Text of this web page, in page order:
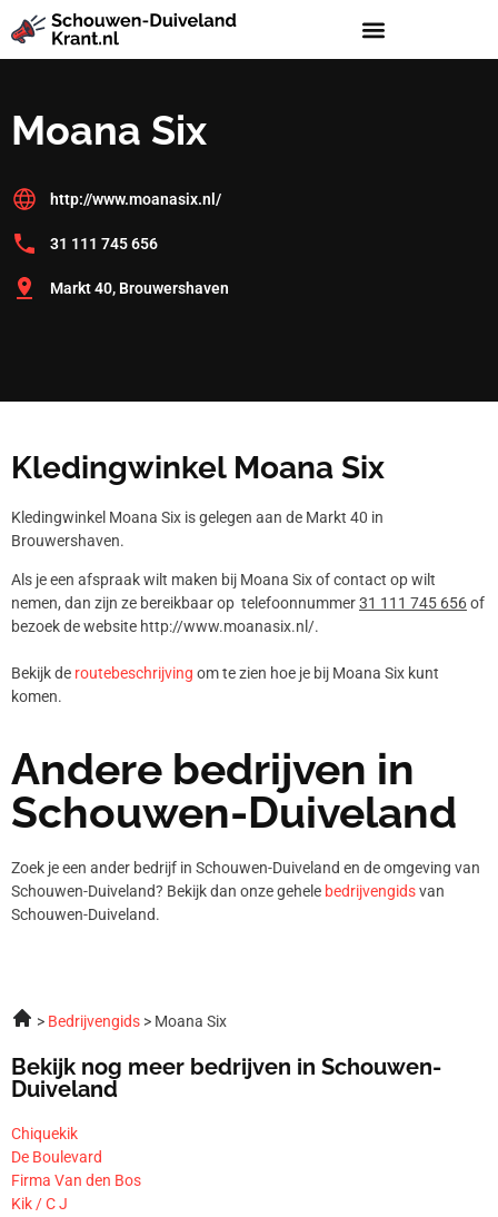
Moana Six
http://www.moanasix.nl/
31 111 745 656
Markt 40, Brouwershaven
Kledingwinkel Moana Six
Kledingwinkel Moana Six is gelegen aan de Markt 40 in
Brouwershaven.
Als je een afspraak wilt maken bij Moana Six of contact op wilt
nemen, dan zijn ze bereikbaar op telefoonnummer31 111 745 656of
bezoek de website http://www.moanasix.nl/.
Bekijk de routebeschrijving om te zien hoe je bij Moana Six kunt
komen.
Andere bedrijven in
Schouwen-Duiveland
Zoek je een ander bedrijf in Schouwen-Duiveland en de omgeving van
Schouwen-Duiveland? Bekijk dan onze gehele bedrijvengidsvan
Schouwen-Duiveland.
Bedrijvengids Moana Six
Bekijk nog meer bedrijven in Schouwen-
Duiveland
Chiquekik
De Boulevard
Firma Van den Bos
Kik / C J